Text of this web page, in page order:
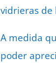
vidrieras de
A medida
poder